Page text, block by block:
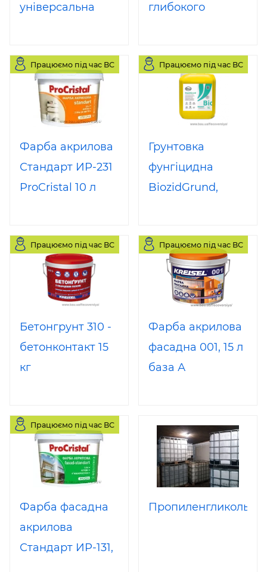
універсальна
глибокого
(Крайзель)
Працюємо під час ВС
Фарба акрилова
Стандарт ИР-231
ProCristal 10 л
Працюємо під час ВС
Грунтовка
фунгіцидна
BiozidGrund,
Працюємо під час ВС
Бетонгрунт 310 -
бетонконтакт 15
кг
Працюємо під час ВС
Фарба акрилова
фасадна 001, 15 л
база А
Працюємо під час ВС
Фарба фасадна
акрилова
Стандарт ИР-131,
Пропиленгликоль